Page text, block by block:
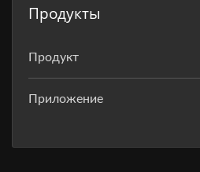
Продукты
Продукт
Приложение